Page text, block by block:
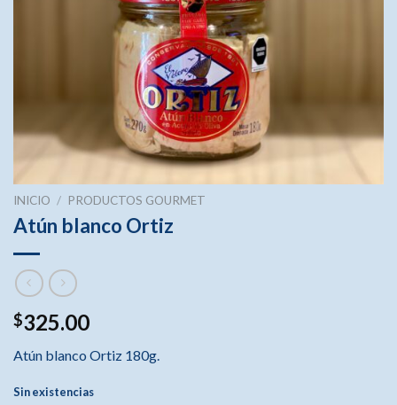
INICIO / PRODUCTOS GOURMET
Atún blanco Ortiz
$325.00
Atún blanco Ortiz 180g.
Sin existencias